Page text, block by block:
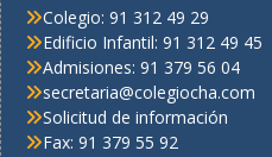
Colegio: 91 312 49 29
Edificio Infantil: 91 312 49 45
Admisiones: 91 379 56 04
secretaria@colegiocha.com
Solicitud de información
Fax: 91 379 55 92